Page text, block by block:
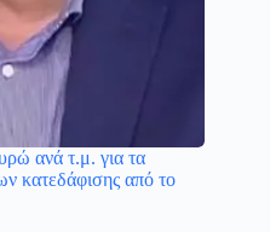
ανά τ.μ. για τα
κατεδάφισης από το